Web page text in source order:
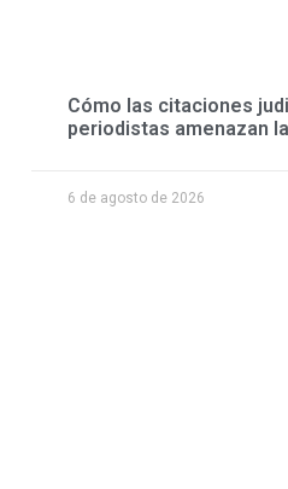
Cómo las citaciones
periodistas amenazan
6 de agosto de 2026